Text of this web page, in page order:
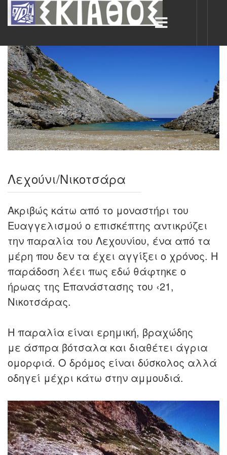
Λεχούνι/Νικοτσάρα
Ακριβώς κάτω από το μοναστήρι του
Ευαγγελισμού ο επισκέπτης αντικρύζει
την παραλία του Λεχουνίου, ένα από τα
μέρη που δεν τα έχει αγγίξει ο χρόνος. Η
παράδοση λέει πως εδώ θάφτηκε ο
ήρωας της Επανάστασης του ‹21,
Νικοτσάρας.
Η παραλία είναι ερημική, βραχώδης
με άσπρα βότσαλα και διαθέτει άγρια
ομορφιά. Ο δρόμος είναι δύσκολος αλλά
οδηγεί μέχρι κάτω στην αμμουδιά.